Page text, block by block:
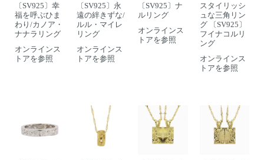
〔SV925〕幸
福を呼ぶひま
わり/カノア・
ナナラリング
オンラインス
トアを参照
〔SV925〕永
遠の絆きずな/
ルル・マイレ
リング
オンラインス
トアを参照
〔SV925〕ナ
ルリング
オンラインス
トアを参照
スタイリッシ
ュな三角リン
グ 〔SV925〕
フイナコルリ
ング
オンラインス
トアを参照